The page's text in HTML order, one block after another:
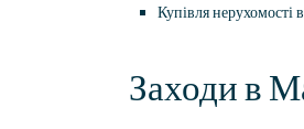
Купівля нерухомості
Заходи в